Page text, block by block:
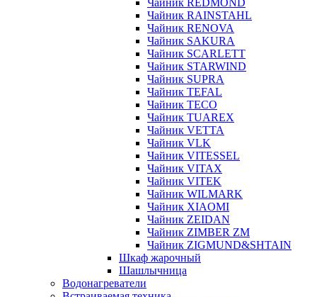
Чайник REDMOND
Чайник RAINSTAHL
Чайник RENOVA
Чайник SAKURA
Чайник SCARLETT
Чайник STARWIND
Чайник SUPRA
Чайник TEFAL
Чайник TECO
Чайник TUAREX
Чайник VETTA
Чайник VLK
Чайник VITESSEL
Чайник VITAX
Чайник VITEK
Чайник WILMARK
Чайник XIAOMI
Чайник ZEIDAN
Чайник ZIMBER ZM
Чайник ZIGMUND&SHTAIN
Шкаф жарочный
Шашлычница
Водонагреватели